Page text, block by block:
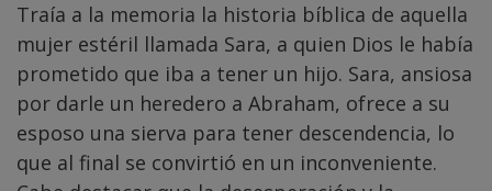
Traía a la memoria la historia bíblica de aquella
mujer estéril llamada Sara, a quien Dios le había
prometido que iba a tener un hijo. Sara, ansiosa
por darle un heredero a Abraham, ofrece a su
esposo una sierva para tener descendencia, lo
que al final se convirtió en un inconveniente.